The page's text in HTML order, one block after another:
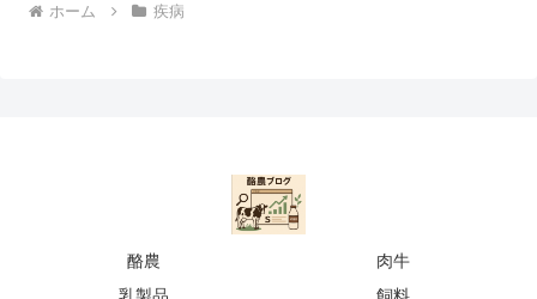
ホーム 疾病
酪農
肉牛
乳製品
飼料